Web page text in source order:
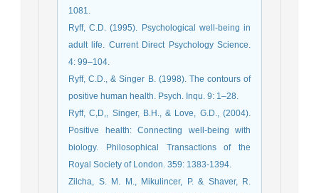
1081.
Ryff, C.D. (1995). Psychological well-being in
adult life. Current Direct Psychology Science.
4: 99–104.
Ryff, C.D., & Singer B. (1998). The contours of
positive human health. Psych. Inqu. 9: 1–28.
Ryff, C,D,, Singer, B.H., & Love, G.D., (2004).
Positive health: Connecting well-being with
biology. Philosophical Transactions of the
Royal Society of London. 359: 1383-1394.
Zilcha, S. M. M., Mikulincer, P. & Shaver, R.